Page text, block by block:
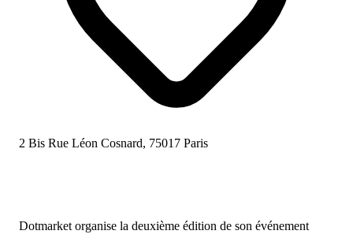
2 Bis Rue Léon Cosnard, 75017 Paris
Dotmarket organise la deuxième édition de son événement